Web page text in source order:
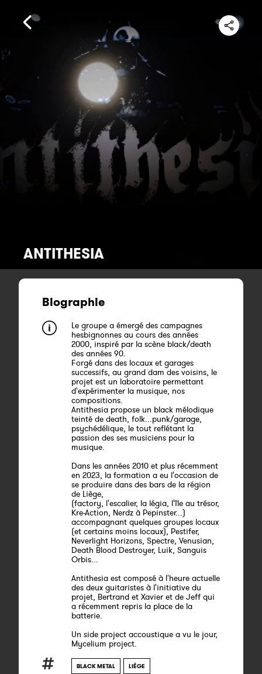
ANTITHESIA
Biographie
Le groupe a émergé des campagnes
hesbignonnes au cours des années
2000, inspiré par la scène black/death
des années 90.
Forgé dans des locaux et garages
successifs, au grand dam des voisins, le
projet est un laboratoire permettant
d'expérimenter la musique, nos
compositions.
Antithesia propose un black mélodique
teinté de death, folk...punk/garage,
psychédélique, le tout reflétant la
passion des ses musiciens pour la
musique.
Dans les années 2010 et plus récemment
en 2023, la formation a eu l'occasion de
se produire dans des bars de la région
de Liège,
(factory, l'escalier, la légia, l'île au trésor,
Kre-Action, Nerdz à Pepinster...)
accompagnant quelques groupes locaux
(et certains moins locaux), Pestifer,
Neverlight Horizons, Spectre, Venusian,
Death Blood Destroyer, Luik, Sanguis
Orbis...
Antithesia est composé à l'heure actuelle
des deux guitaristes à l'initiative du
projet, Bertrand et Xavier et de Jeff qui
a récemment repris la place de la
batterie.
Un side project accoustique a vu le jour,
Mycelium project.
BLACK METAL LIÈGE